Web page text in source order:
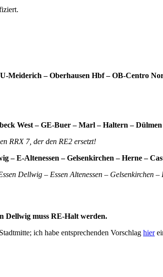
– Oberhausen Hbf – OB-Centro
West – GE-Buer – Marl – Haltern –
RRX 7, der den RE2 ersetzt!
– E-Altenessen – Gelsenkirchen – Herne –
Dellwig – Essen Altenessen – Gelsenkirchen
Dellwig muss RE-Halt werden.
ich habe entsprechenden Vorschlag hier